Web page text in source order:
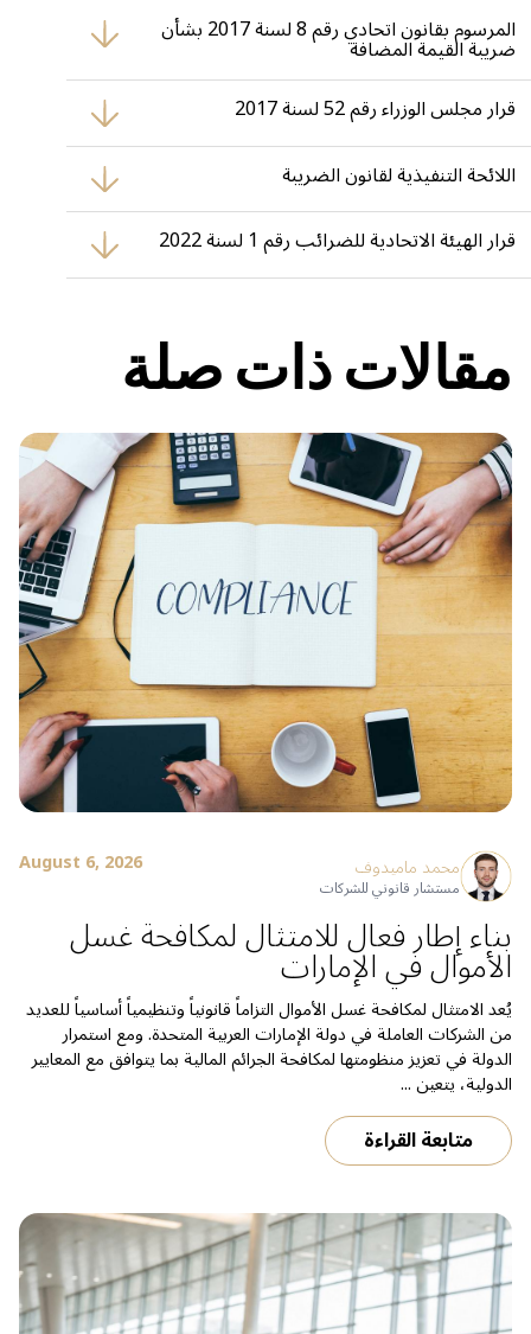
المرسوم بقانون اتحادي رقم 8 لسنة 2017 بشأن ضريبة القيمة المضافة
الإطار القانوني الأساسي لتطبيق ضريبة القيمة المضافة في الدولة.
قرار مجلس الوزراء رقم 52 لسنة 2017
يُحدد حدود التسجيل الإلزامي والتطوعي والمهل الزمنية.
اللائحة التنفيذية لقانون الضريبة
تتضمن تفاصيل الإجراءات والمتطلبات التشغيلية للتسجيل والامتثال.
قرار الهيئة الاتحادية للضرائب رقم 1 لسنة 2022
يُحدّد أنواع المخالفات والغرامات الناتجة عن عدم الالتزام بالضريبة.
مقالات ذات صلة
محمد ماميدوف
مستشار قانوني للشركات
August 6, 2026
بناء إطار فعال للامتثال لمكافحة غسل
الأموال في الإمارات
يُعد الامتثال لمكافحة غسل الأموال التزاماً قانونياً وتنظيمياً أساسياً للعديد
من الشركات العاملة في دولة الإمارات العربية المتحدة. ومع استمرار
الدولة في تعزيز منظومتها لمكافحة الجرائم المالية بما يتوافق مع المعايير
الدولية، يتعين ...
متابعة القراءة